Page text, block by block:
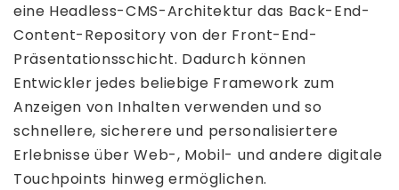
eine Headless-CMS-Architektur das Back-End-
Content-Repository von der Front-End-
Präsentationsschicht. Dadurch können
Entwickler jedes beliebige Framework zum
Anzeigen von Inhalten verwenden und so
schnellere, sicherere und personalisiertere
Erlebnisse über Web-, Mobil- und andere digitale
Touchpoints hinweg ermöglichen.